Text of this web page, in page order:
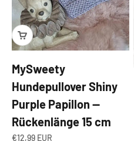
MySweety
Hundepullover Shiny
Purple Papillon —
Rückenlänge 15 cm
Angebot
€12,99 EUR